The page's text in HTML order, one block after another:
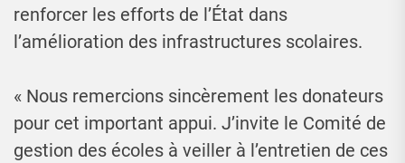
renforcer les efforts de l’État dans
l’amélioration des infrastructures scolaires.
« Nous remercions sincèrement les donateurs
pour cet important appui. J’invite le Comité de
gestion des écoles à veiller à l’entretien de ces